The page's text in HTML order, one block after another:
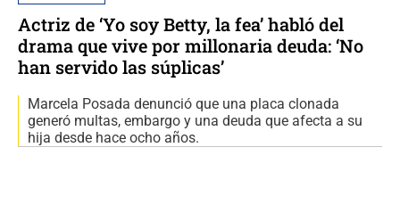
Actriz de ‘Yo soy Betty, la fea’ habló del
drama que vive por millonaria deuda: ‘No
han servido las súplicas’
Marcela Posada denunció que una placa clonada
generó multas, embargo y una deuda que afecta a su
hija desde hace ocho años.